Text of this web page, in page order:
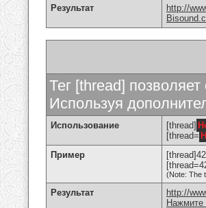
Результат
http://
Тег [thread]
Используя
Использование [thread]
[thread=
Пример
(Note: The
Результат
http://
Нажмите